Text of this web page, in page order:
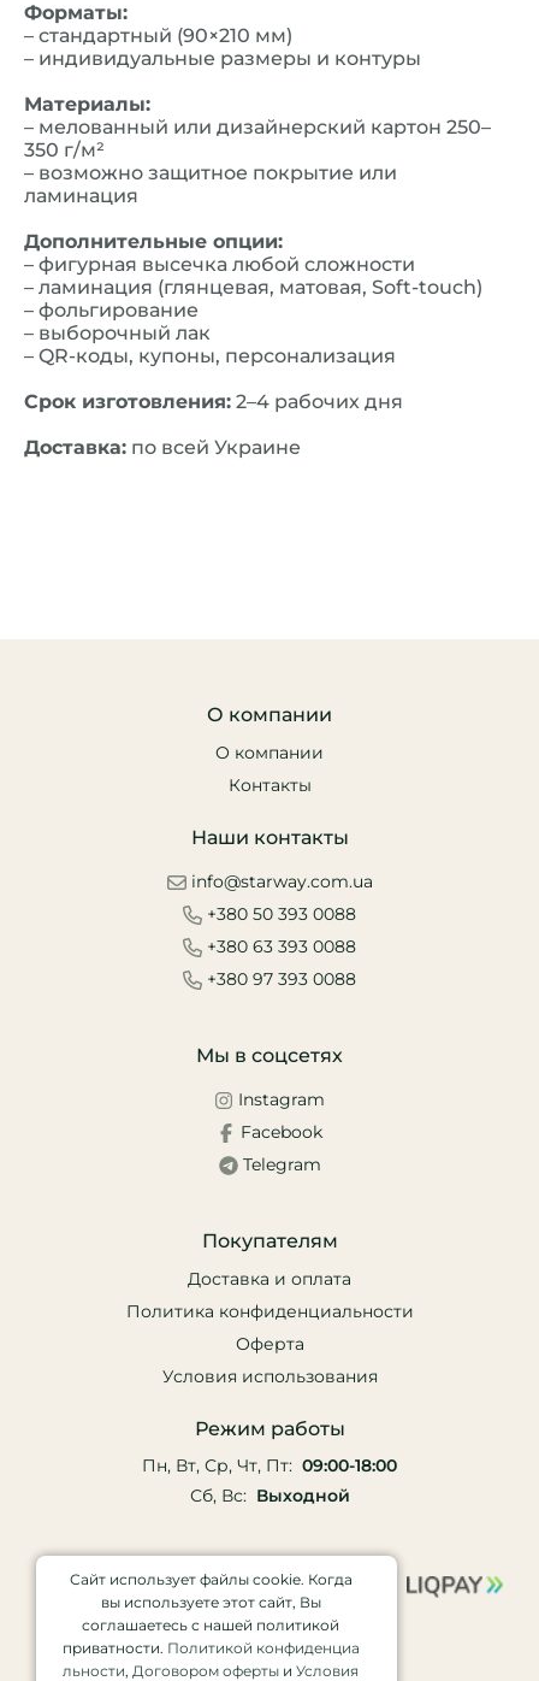
Форматы:
– стандартный (90×210 мм)
– индивидуальные размеры и контуры
Материалы:
– мелованный или дизайнерский картон 250–
350 г/м²
– возможно защитное покрытие или
ламинация
Дополнительные опции:
– фигурная высечка любой сложности
– ламинация (глянцевая, матовая, Soft-touch)
– фольгирование
– выборочный лак
– QR-коды, купоны, персонализация
Срок изготовления: 2–4 рабочих дня
Доставка: по всей Украине
О компании
О компании
Контакты
Наши контакты
info@starway.com.ua
+380 50 393 0088
+380 63 393 0088
+380 97 393 0088
Мы в соцсетях
Instagram
Facebook
Telegram
Покупателям
Доставка и оплата
Политика конфиденциальности
Оферта
Условия использования
Режим работы
Пн, Вт, Ср, Чт, Пт: 09:00-18:00
Сб, Вс: Выходной
Сайт использует файлы cookie. Когда
вы используете этот сайт, Вы
соглашаетесь с нашей политикой
приватности. Политикой конфиденциа
льности, Договором оферты и Условия